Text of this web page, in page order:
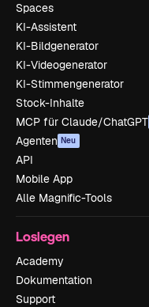
Spaces
KI-Assistent
KI-Bildgenerator
KI-Videogenerator
KI-Stimmengenerator
Stock-Inhalte
MCP für Claude/ChatGPT
Agenten Neu
API
Mobile App
Alle Magnific-Tools
Loslegen
Academy
Dokumentation
Support